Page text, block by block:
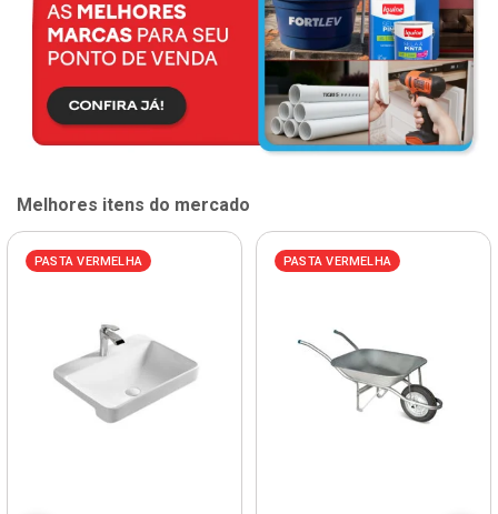
Melhores itens do mercado
PASTA VERMELHA PASTA VERMELHA